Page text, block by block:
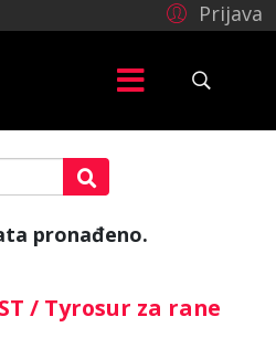
Prijava
pronađeno.
/ Tyrosur za rane